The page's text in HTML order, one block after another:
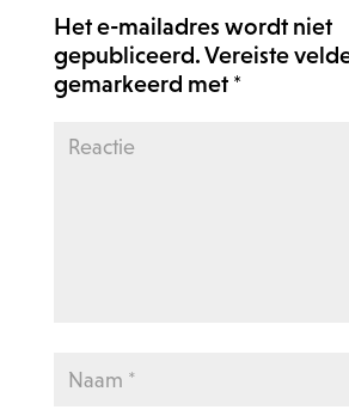
Het e-mailadres wordt niet
gepubliceerd.Vereiste
gemarkeerd met *